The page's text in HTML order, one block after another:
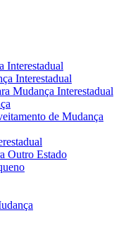
Interestadual
Interestadual
Mudança Interestadual
de Mudança
Outro Estado